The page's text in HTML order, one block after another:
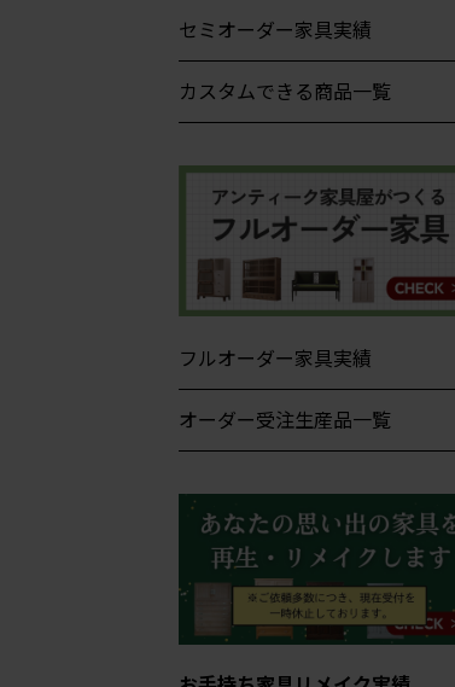
セミオーダー家具実績
カスタムできる商品一覧
フルオーダー家具実績
オーダー受注生産品一覧